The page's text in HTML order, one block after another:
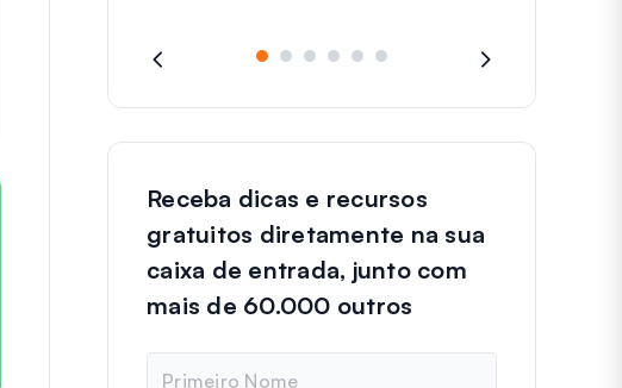
Receba dicas e recursos
gratuitos diretamente na sua
caixa de entrada, junto com
mais de 60.000 outros